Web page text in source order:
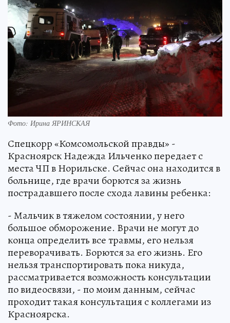
Фото: Ирина ЯРИНСКАЯ
Спецкорр «Комсомольской правды» -
Красноярск Надежда Ильченко передает с
места ЧП в Норильске. Сейчас она находится в
больнице, где врачи борются за жизнь
пострадавшего после схода лавины ребенка:
- Мальчик в тяжелом состоянии, у него
большое обморожение. Врачи не могут до
конца определить все травмы, его нельзя
переворачивать. Борются за его жизнь. Его
нельзя транспортировать пока никуда,
рассматривается возможность консультации
по видеосвязи, - по моим данным, сейчас
проходит такая консультация с коллегами из
Красноярска.